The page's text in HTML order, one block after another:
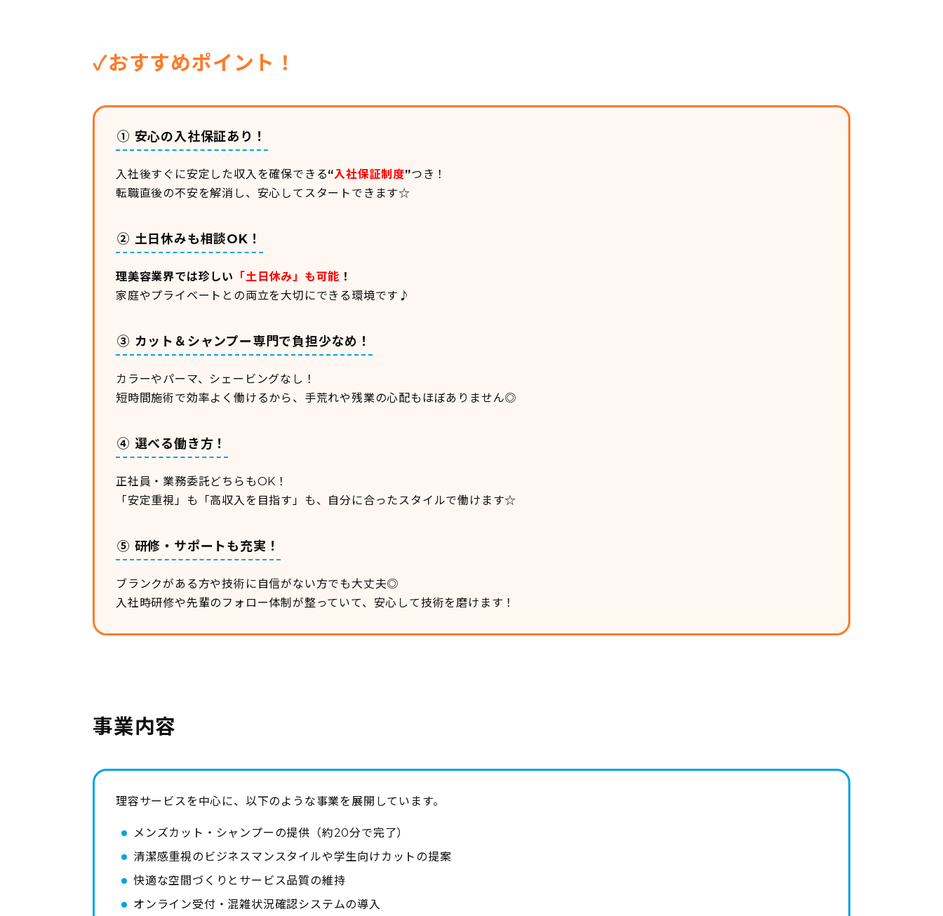
✓おすすめポイント！
① 安心の入社保証あり！
入社後すぐに安定した収入を確保できる“入社保証制度”つき！
転職直後の不安を解消し、安心してスタートできます☆
② 土日休みも相談OK！
理美容業界では珍しい 「土日休み」も可能 ！
家庭やプライベートとの両立を大切にできる環境です♪
③ カット＆シャンプー専門で負担少なめ！
カラーやパーマ、シェービングなし！
短時間施術で効率よく働けるから、手荒れや残業の心配もほぼありません◎
④ 選べる働き方！
正社員・業務委託どちらもOK！
「安定重視」も「高収入を目指す」も、自分に合ったスタイルで働けます☆
⑤ 研修・サポートも充実！
ブランクがある方や技術に自信がない方でも大丈夫◎
入社時研修や先輩のフォロー体制が整っていて、安心して技術を磨けます！
事業内容
理容サービスを中心に、以下のような事業を展開しています。
メンズカット・シャンプーの提供（約20分で完了）
清潔感重視のビジネスマンスタイルや学生向けカットの提案
快適な空間づくりとサービス品質の維持
オンライン受付・混雑状況確認システムの導入